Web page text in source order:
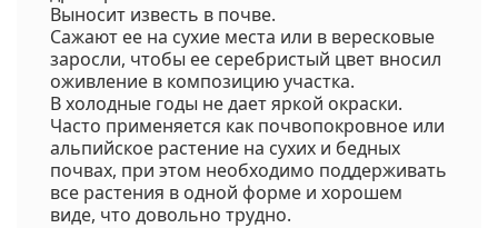
Выносит известь в почве.
Сажают ее на сухие места или в вересковые
заросли, чтобы ее серебристый цвет вносил
оживление в композицию участка.
В холодные годы не дает яркой окраски.
Часто применяется как почвопокровное или
альпийское растение на сухих и бедных
почвах, при этом необходимо поддерживать
все растения в одной форме и хорошем
виде, что довольно трудно.